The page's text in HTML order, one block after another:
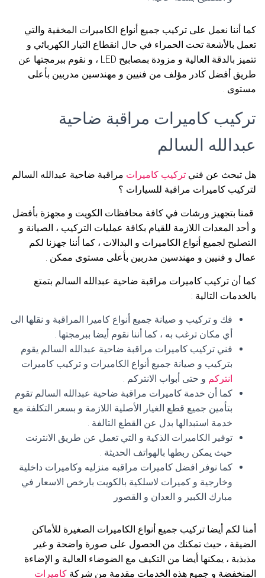
كما أننا نعمل على تركيب جميع أنواع الكاميرات المخفية والتي
تعمل بالأشعة تحت الحمراء في حال انقطاع التيار الكهربائي و
تتميز بالدقة العالية و مزودة بمصابيح LED ، و نقوم ببرمجتها عن
طريق أفضل كادر مؤلف من فنيين و مهندسين مدربين بأعلى
مستوى .
تركيب كاميرات مراقبة ضاحية
عبدالله السالم
هل تبحث عن فني تركيب كاميرات مراقبة ضاحية عبدالله السالم
لتركيب كاميرات مراقبة للسيارات ؟
قمنا بتجهيز ورشات في كافة محافظات الكويت و مجهزة بأفضل
و أحد المعدات اللازمة للقيام بكافة عمليات التركيب ، الصيانة و
التصليح لجميع أنواع الكاميرات و البدالات ، كما أننا جهزنا لكم
عمال و فنيين و مهندسين مدربين بأعلى مستوى ممكن .
كما أن تركيب كاميرات مراقبة ضاحية عبدالله السالم بتمتع
بالخدمات التالية :
فك و تركيب و صيانة جميع أنواع كاميرا المراقبة و نقلها الى
أي مكان ترغب به ، كما أننا نقوم أيضا ببرمجتها .
فني تركيب كاميرات مراقبة ضاحية عبدالله السالم يقوم
بتركيب و صيانة جميع أنواع الكاميرات و تركيب كاميرات
انتركم و حتى أبواب الانتركم .
كما أن خدمة كاميرات مراقبة ضاحية عبدالله السالم تقوم
بتأمين جميع قطع الغيار الأصلية اللازمة و بسعر التكلفة مع
خدمة استبدالها بدل عن القطع التالفة .
توفير الكاميرات الذكية و التي تعمل عن طريق الانترنت
حيث يمكن ربطها بالهواتف الحديثة .
كما نوفر افضل كاميرات مراقبه منزليه وكاميرات داخلية
وخارجية و كميرات لاسلكية بالكويت بارخص الاسعار في
مبارك الكبير و العدان و القصور
أمنا لكم أيضا تركيب جميع أنواع الكاميرات الصغيرة للأماكن
الضيقة ، حيث تمكنك من الحصول على صورة واضحة و غير
مذبذبة ، يمكنها أيضا من التكيف مع الضوضاء العالية و الإضاءة
المنخفضة و جميع هذه الخدمات مقدمة من شركة كاميرات